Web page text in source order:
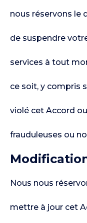
nous réservons le
de suspendre
services à tout
ce soit, y compris
violé cet Accord
frauduleuses ou
Nous nous
mettre à jour cet